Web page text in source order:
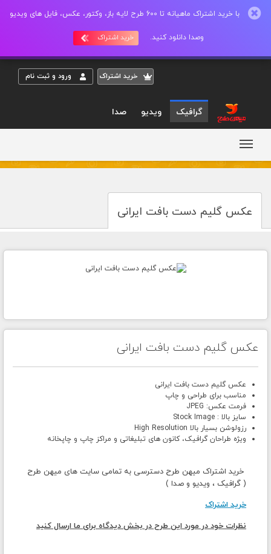
با خرید اشتراک ماهیانه تا 600 طرح لایه باز، وکتور، عکس، فایل های ویدیو
وصدا دانلود کنید. خرید اشتراک
خريد اشتراک ورود و ثبت نام
گرافیک ویدیو صدا
عکس گلیم دست بافت ایرانی
عکس گلیم دست بافت ایرانی
عکس گلیم دست بافت ایرانی
مناسب برای طراحی و چاپ
فرمت عکس: JPEG
سایز بالا : Stock Image
رزولوشن بسیار بالا High Resolution
ویژه طراحان گرافیک، کانون های تبلیغاتی و مراکز چاپ و چاپخانه
خرید اشتراک میهن طرح دسترسی به تمامی سایت های میهن طرح
( گرافیک ، ویدیو و صدا )
خرید اشتراک
نظرات خود در مورد این طرح در بخش دیدگاه برای ما ارسال کنید